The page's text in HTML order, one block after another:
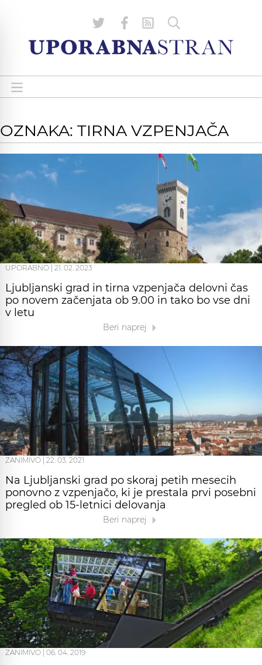
OZNAKA: TIRNA VZPENJAČA
UPORABNO 21. 02. 2023
Ljubljanski grad in tirna vzpenjača delovni čas
po novem začenjata ob 9.00 in tako bo vse dni
v letu
Beri naprej
ZANIMIVO 22. 03. 2021
Na Ljubljanski grad po skoraj petih mesecih
ponovno z vzpenjačo, ki je prestala prvi posebni
pregled ob 15-letnici delovanja
Beri naprej
ZANIMIVO | 06. 04. 2019